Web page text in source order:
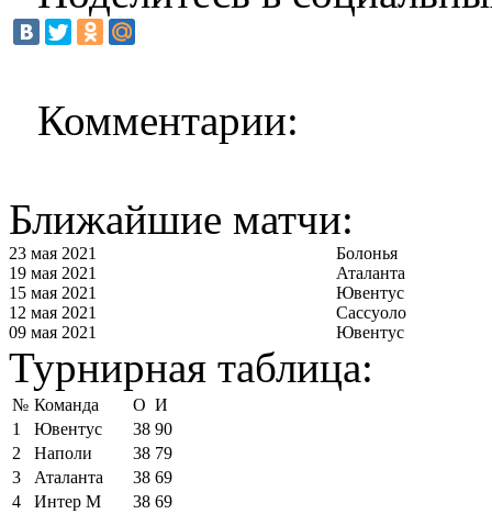
Комментарии:
Ближайшие матчи:
23 мая 2021
Болонья
19 мая 2021
Аталанта
15 мая 2021
Ювентус
12 мая 2021
Сассуоло
09 мая 2021
Ювентус
Турнирная таблица:
№ Команда О И
1
Ювентус 38 90
2
Наполи 38 79
3
Аталанта 38 69
4
Интер М 38 69